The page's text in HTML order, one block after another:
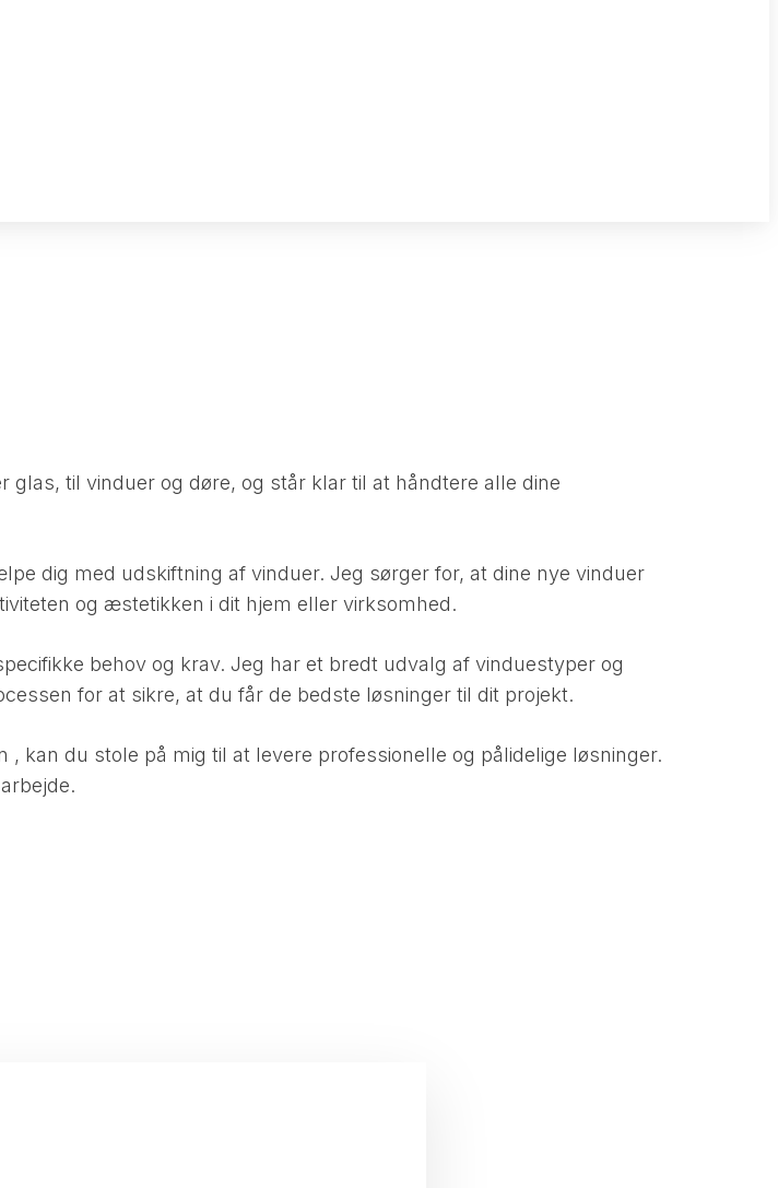
glas, til vinduer og døre, og står klar til at håndtere alle dine
dig med udskiftning af vinduer. Jeg sørger for, at dine nye vinduer
og æstetikken i dit hjem eller virksomhed.
behov og krav. Jeg har et bredt udvalg af vinduestyper og
for at sikre, at du får de bedste løsninger til dit projekt.
kan du stole på mig til at levere professionelle og pålidelige løsninger.